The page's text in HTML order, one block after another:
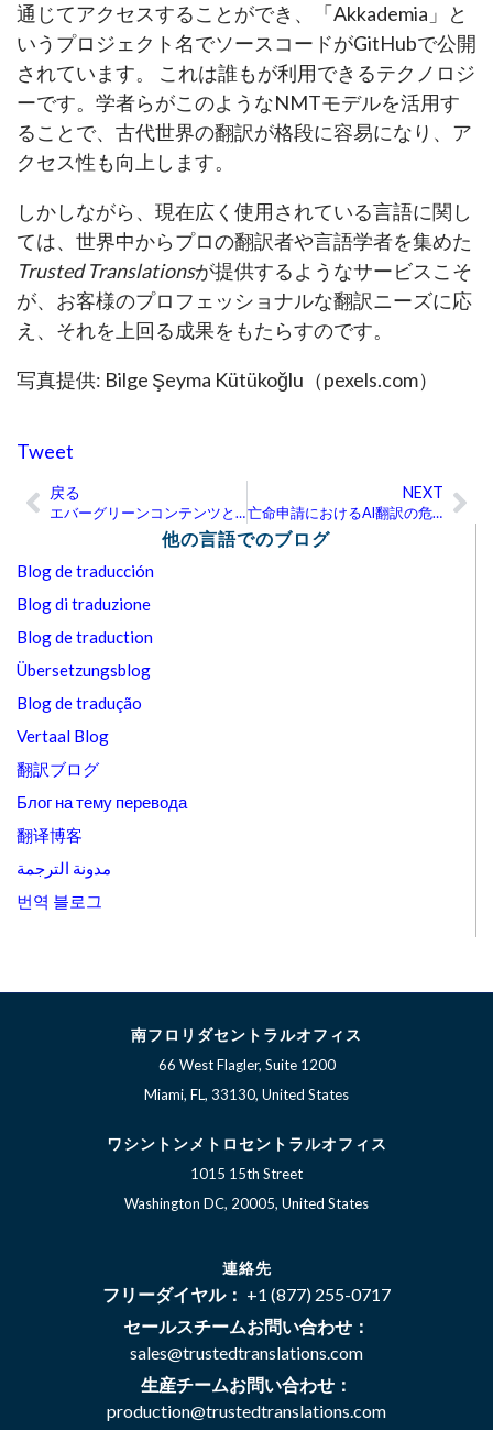
他の言語でのブログ
Blog de traducción
Blog di traduzione
Blog de traduction
Übersetzungsblog
Blog de tradução
Vertaal Blog
翻訳ブログ
Блог на тему перевода
翻译博客
مدونة الترجمة
번역 블로그
通じてアクセスすることができ、「Akkademia」と
いうプロジェクト名でソースコードがGitHubで公開
されています。 これは誰もが利用できるテクノロジ
ーです。学者らがこのようなNMTモデルを活用す
ることで、古代世界の翻訳が格段に容易になり、ア
クセス性も向上します。
しかしながら、現在広く使用されている言語に関し
ては、世界中からプロの翻訳者や言語学者を集めた
Trusted Translationsが提供するようなサービスこそ
が、お客様のプロフェッショナルな翻訳ニーズに応
え、それを上回る成果をもたらすのです。
写真提供: Bilge Şeyma Kütükoğlu（pexels.com）
Tweet
Prev
戻る
エバーグリーンコンテンツとトレンドコンテンツ：多言語
NEXT
亡命申請におけるAI翻訳の危険性
南フロリダセントラルオフィス
66 West Flagler, Suite 1200
Miami, FL, 33130, United States
ワシントンメトロセントラルオフィス
1015 15th Street
Washington DC, 20005, United States
連絡先
フリーダイヤル： +1 (877) 255-0717
セールスチームお問い合わせ：
sales@trustedtranslations.com
生産チームお問い合わせ：
production@trustedtranslations.com